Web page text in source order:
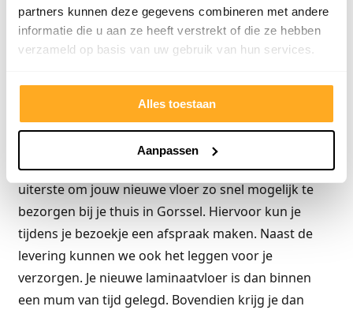
partners kunnen deze gegevens combineren met andere
informatie die u aan ze heeft verstrekt of die ze hebben
verzameld op basis van uw gebruik van hun services.
Alles toestaan
Aanpassen
kwaliteit voor een lage prijs.
Als je bij ons in de showroom bent geweest, kun je
ervoor kiezen om de nieuwe laminaatvloer direct
mee te nemen. Dit kan alleen als de vloer op
voorraad is. Is dat niet het geval, dan gaan we tot het
uiterste om jouw nieuwe vloer zo snel mogelijk te
bezorgen bij je thuis in Gorssel. Hiervoor kun je
tijdens je bezoekje een afspraak maken. Naast de
levering kunnen we ook het leggen voor je
verzorgen. Je nieuwe laminaatvloer is dan binnen
een mum van tijd gelegd. Bovendien krijg je dan